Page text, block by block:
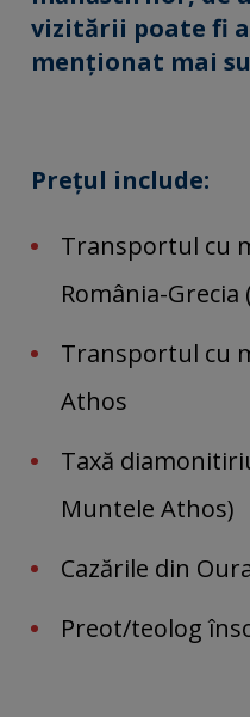
vizitării poate fi
menționat mai
Preţul include:
Transportul cu
România-
Transportul cu
Athos
Taxă
Muntele Athos)
Cazările din
Preot/teolog